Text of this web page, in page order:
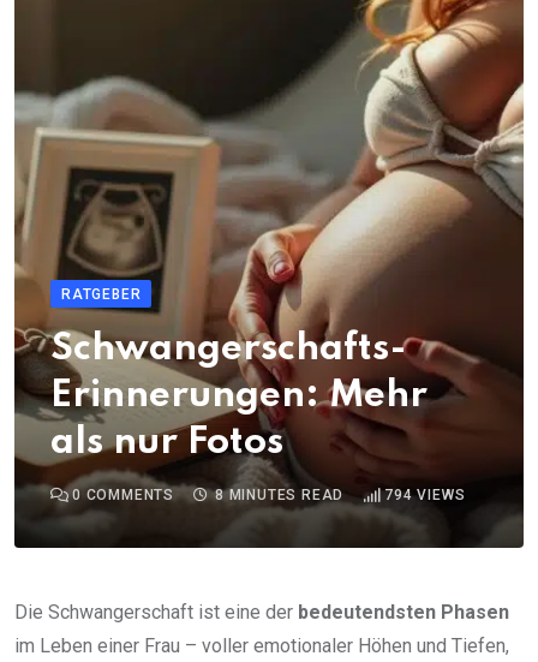
RATGEBER
Schwangerschafts-
Erinnerungen: Mehr
als nur Fotos
0 COMMENTS 8 MINUTES READ 794VIEWS
Die Schwangerschaft ist eine der bedeutendsten Phasen
im Leben einer Frau – voller emotionaler Höhen und Tiefen,